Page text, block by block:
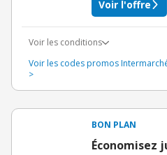
Voir l'offre
Voir les conditions
Voir les codes promos
>
BON PLAN
Économisez